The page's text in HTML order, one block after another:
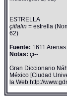
ESTRELLA
çitlalin= estrella
62)
Fuente: 1611 Arenas
Notas: çi--
Gran Diccionario
México [Ciudad
la Web http://